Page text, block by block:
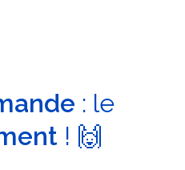
: le
! 🙌